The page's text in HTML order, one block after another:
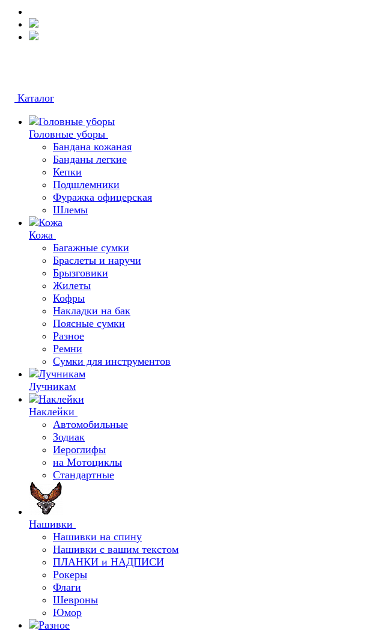
Каталог
Головные уборы
Бандана кожаная
Банданы легкие
Кепки
Подшлемники
Фуражка офицерская
Шлемы
Кожа
Багажные сумки
Браслеты и наручи
Брызговики
Жилеты
Кофры
Накладки на бак
Поясные сумки
Разное
Ремни
Сумки для инструментов
Лучникам
Наклейки
Автомобильные
Зодиак
Иероглифы
на Мотоциклы
Стандартные
Нашивки
Нашивки на спину
Нашивки с вашим текстом
ПЛАНКИ и НАДПИСИ
Рокеры
Флаги
Шевроны
Юмор